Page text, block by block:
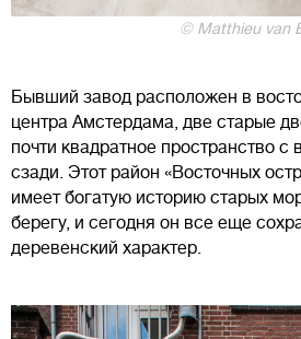
© Matthieu van
Бывший завод расположен в
центра Амстердама, две старые
почти квадратное пространство с
сзади. Этот район «Восточных
имеет богатую историю старых
берегу, и сегодня он все еще
деревенский характер.